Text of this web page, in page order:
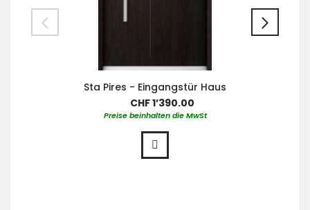
Sta Pires - Eingangstür Haus
CHF 1’390.00
Preise beinhalten die MwSt